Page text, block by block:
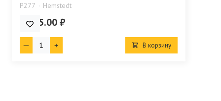
P277 Hemstedt
3 585.00 ₽
В корзину